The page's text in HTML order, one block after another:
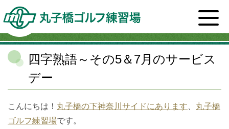
ホーム>スタッフブログ一覧>丸子橋ゴルフ練習場>
四字熟語～その5＆7月のサービスデー
四字熟語～その5＆7月のサービス
デー
こんにちは！ 丸子橋の下神奈川サイドにあります
丸子橋
ゴルフ練習場です。